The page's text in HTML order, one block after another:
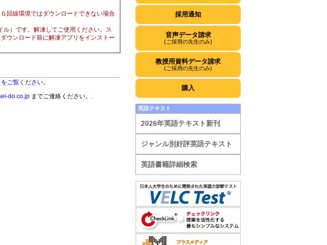
回線環境ではダウンロードできない場合
）です。解凍してご使用ください。ス
ウンロード前に解凍アプリをインストー
ご覧ください。
do.co.jp までご連絡ください。.
採用通知
音声データ請求
(ご採用の先生のみ)
教授用資料データ請求
(ご採用の先生のみ)
購入
英語テキスト
2026年英語テキスト新刊
ジャンル別好評英語テキスト
英語書籍詳細検索